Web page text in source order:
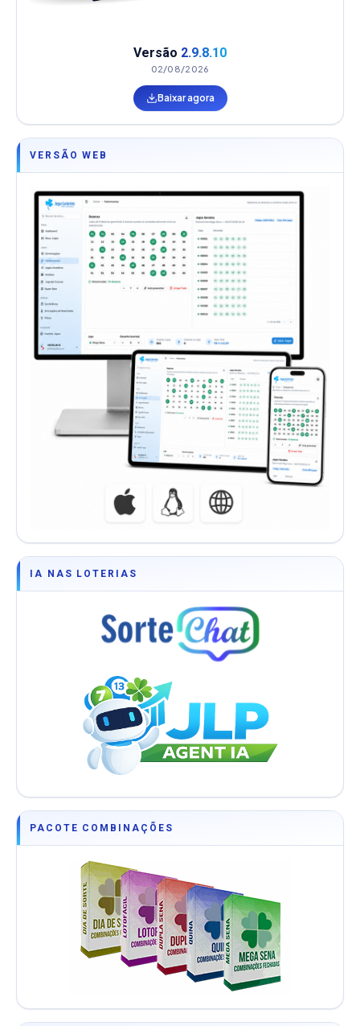
Versão 2.9.8.10
02/08/2026
Baixar agora
VERSÃO WEB
IA NAS LOTERIAS
PACOTE COMBINAÇÕES